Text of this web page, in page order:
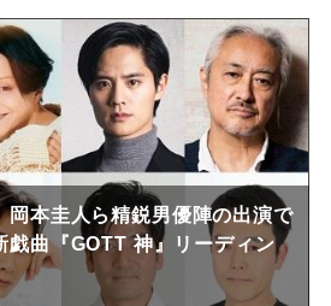
岡本圭人ら精鋭男優陣の出演で
戯曲『GOTT 神』リーディン